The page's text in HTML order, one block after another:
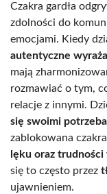
Czakra gardła
zdolności do
emocjami. Kiedy
autentyczne
mają
rozmawiać o tym,
relacje z innymi.
się swoimi
zablokowana
lęku oraz
się to często przez
ujawnieniem.